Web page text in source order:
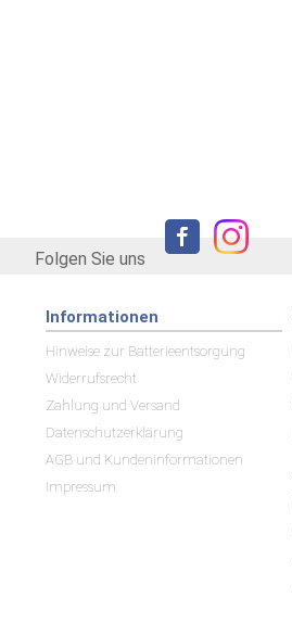
Folgen Sie uns
Informationen
Hinweise zur Batterieentsorgung
Widerrufsrecht
Zahlung und Versand
Datenschutzerklärung
AGB und Kundeninformationen
Impressum